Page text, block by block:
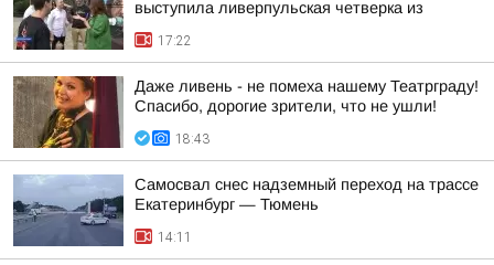
выступила ливерпульская четверка из
17:22
Даже ливень - не помеха нашему Театрграду!
Спасибо, дорогие зрители, что не ушли!
18:43
Самосвал снес надземный переход на трассе
Екатеринбург — Тюмень
14:11